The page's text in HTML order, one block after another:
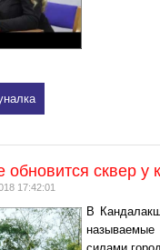
сквер у
17:42:01
В
называемые